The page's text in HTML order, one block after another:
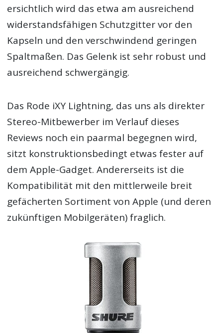
ersichtlich wird das etwa am ausreichend
widerstandsfähigen Schutzgitter vor den
Kapseln und den verschwindend geringen
Spaltmaßen. Das Gelenk ist sehr robust und
ausreichend schwergängig.
Das Rode iXY Lightning, das uns als direkter
Stereo-Mitbewerber im Verlauf dieses
Reviews noch ein paarmal begegnen wird,
sitzt konstruktionsbedingt etwas fester auf
dem Apple-Gadget. Andererseits ist die
Kompatibilität mit den mittlerweile breit
gefächerten Sortiment von Apple (und deren
zukünftigen Mobilgeräten) fraglich.